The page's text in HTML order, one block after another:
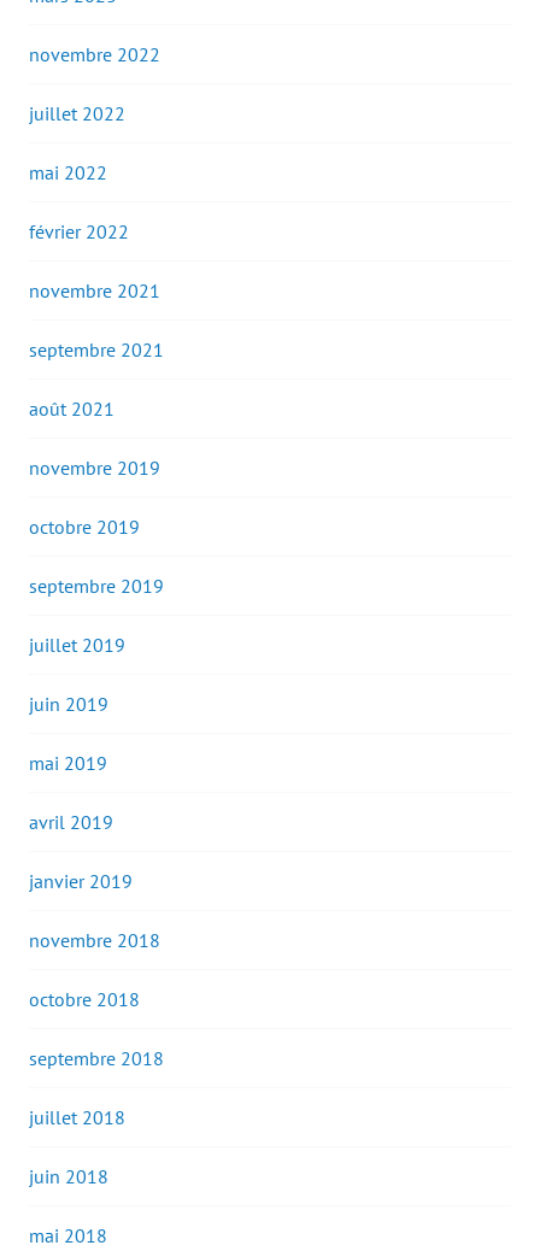
novembre 2022
juillet 2022
mai 2022
février 2022
novembre 2021
septembre 2021
août 2021
novembre 2019
octobre 2019
septembre 2019
juillet 2019
juin 2019
mai 2019
avril 2019
janvier 2019
novembre 2018
octobre 2018
septembre 2018
juillet 2018
juin 2018
mai 2018